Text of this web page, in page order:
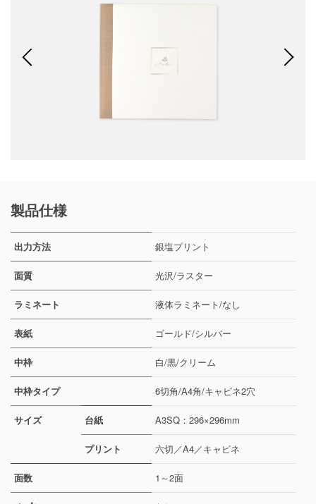
製品仕様
出力方法 銀塩プリント
面質 光沢/ラスター
ラミネート 液体ラミネート/なし
表紙 ゴールド/シルバー
中枠 白/黒/クリーム
中枠タイプ 6切角/A4角/キャビネ2穴
サイズ 台紙 A3SQ：296×296mm
プリント 六切／A4／キャビネ
面数 1～2面